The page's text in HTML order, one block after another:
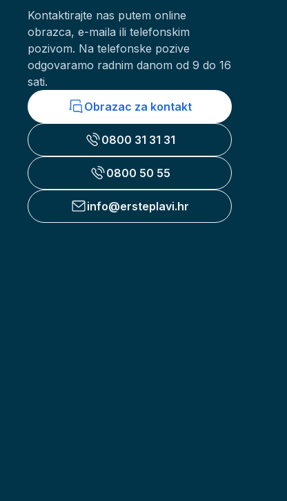
Kontaktirajte nas putem online
obrazca, e-maila ili telefonskim
pozivom. Na telefonske pozive
odgovaramo radnim danom od 9 do 16
sati.
Obrazac za kontakt
0800 31 31 31
0800 50 55
info@ersteplavi.hr